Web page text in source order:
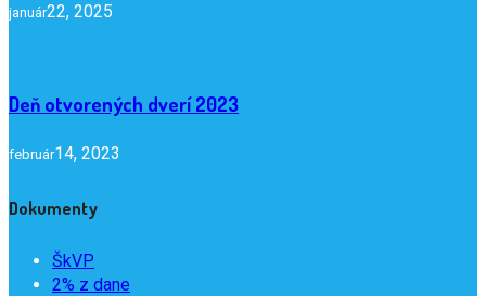
január22, 2025
Deň otvorených dverí 2023
február14, 2023
Dokumenty
ŠkVP
2% z dane